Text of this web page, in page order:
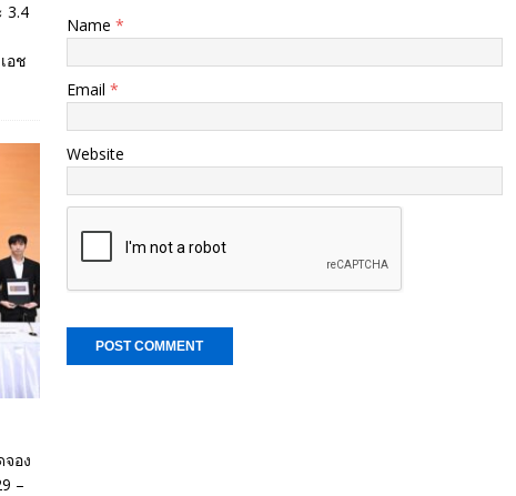
Name *
Email *
Website
3.4
อช
อง
–